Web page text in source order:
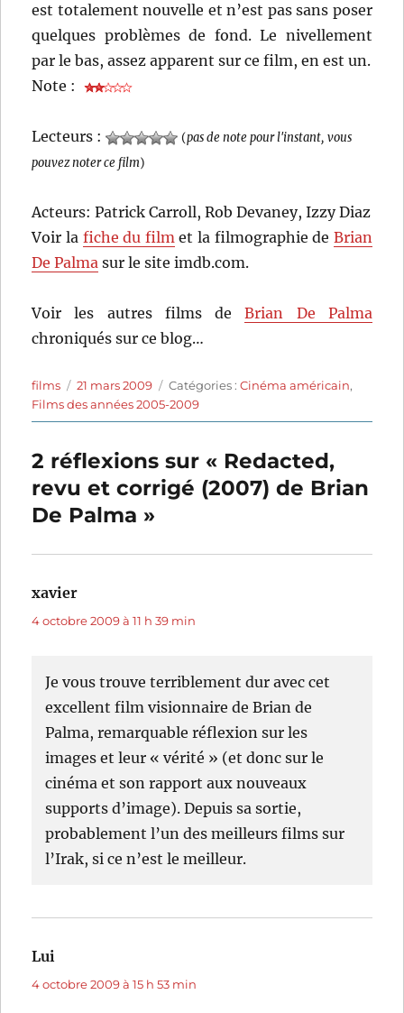
est totalement nouvelle et n’est pas sans poser
quelques problèmes de fond. Le nivellement
par le bas, assez apparent sur ce film, en est un.
Note :
Lecteurs : (pas de note pour l'instant, vous
pouvez noter ce film)
Acteurs: Patrick Carroll, Rob Devaney, Izzy Diaz
Voir la fiche du filmet la filmographie de Brian
De Palma sur le site imdb.com.
Voir les autres films deBrian De Palma
chroniqués sur ce blog…
Auteur
films
Publié
le
21 mars 2009 Catégories
Catégories :Cinéma américain,
Films des années 2005-2009
2 réflexions sur « Redacted,
revu et corrigé (2007) de Brian
De Palma »
xavier
4 octobre 2009 à 11 h 39 min
Je vous trouve terriblement dur avec cet
excellent film visionnaire de Brian de
Palma, remarquable réflexion sur les
images et leur « vérité » (et donc sur le
cinéma et son rapport aux nouveaux
supports d’image). Depuis sa sortie,
probablement l’un des meilleurs films sur
l’Irak, si ce n’est le meilleur.
Lui
4 octobre 2009 à 15 h 53 min